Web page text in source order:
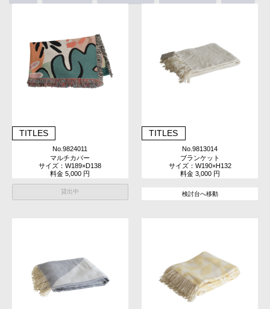
TITLES
No.9824011
マルチカバー
サイズ：W189×D138
料金 5,000 円
貸出中
TITLES
No.9813014
ブランケット
サイズ：W190×H132
料金 3,000 円
検討台へ移動